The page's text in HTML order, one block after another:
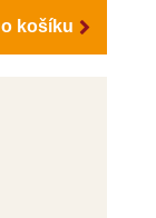
košíku